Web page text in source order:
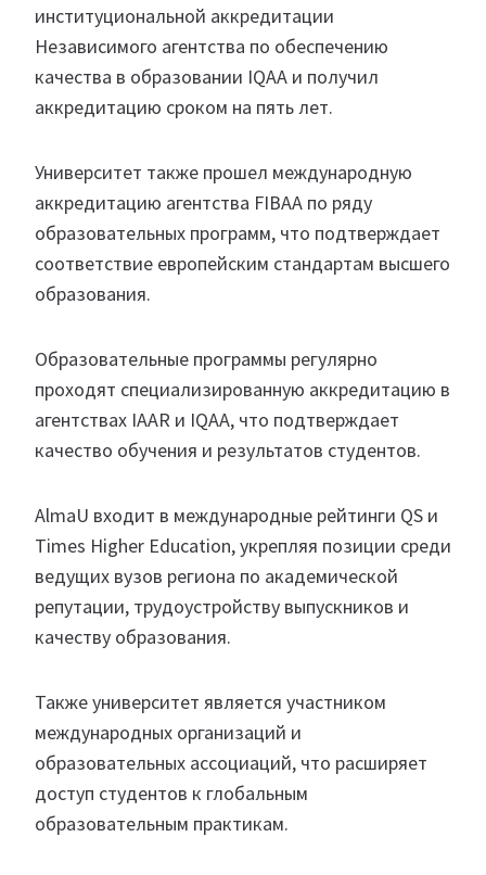
институциональной аккредитации
Независимого агентства по обеспечению
качества в образовании IQAA и получил
аккредитацию сроком на пять лет.
Университет также прошел международную
аккредитацию агентства FIBAA по ряду
образовательных программ, что подтверждает
соответствие европейским стандартам высшего
образования.
Образовательные программы регулярно
проходят специализированную аккредитацию в
агентствах IAAR и IQAA, что подтверждает
качество обучения и результатов студентов.
AlmaU входит в международные рейтинги QS и
Times Higher Education, укрепляя позиции среди
ведущих вузов региона по академической
репутации, трудоустройству выпускников и
качеству образования.
Также университет является участником
международных организаций и
образовательных ассоциаций, что расширяет
доступ студентов к глобальным
образовательным практикам.